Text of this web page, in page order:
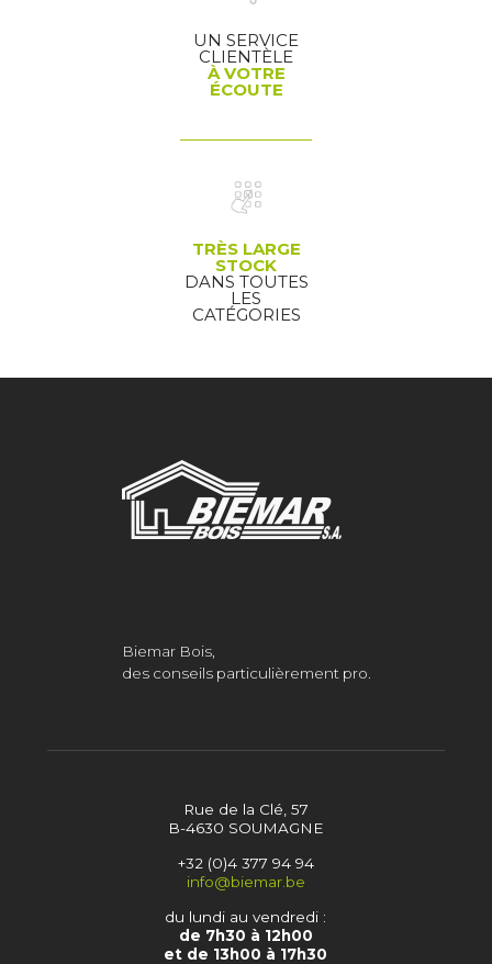
UN SERVICE
CLIENTÈLE
À VOTRE
ÉCOUTE
TRÈS LARGE
STOCK
DANS TOUTES
LES
CATÉGORIES
Biemar Bois,
des conseils particulièrement pro.
Rue de la Clé, 57
B-4630 SOUMAGNE
+32 (0)4 377 94 94
info@biemar.be
du lundi au vendredi :
de 7h30 à 12h00
et de 13h00 à 17h30